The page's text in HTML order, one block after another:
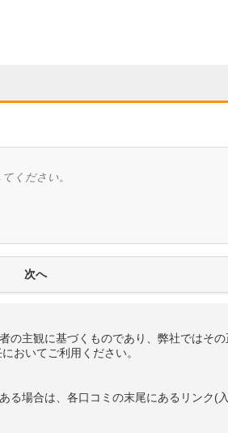
の主観に基づくものであり、弊社ではそ
おいてご利用ください。
る場合は、各口コミの末尾にあるリンク(